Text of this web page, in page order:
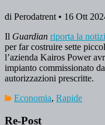
di Perodatrent • 16 Ott
Il Guardian riporta la
per far costruire sette
l’azienda Kairos Power
impianto commissionato
autorizzazioni prescritte.
Economia, Rapide
Re-Post